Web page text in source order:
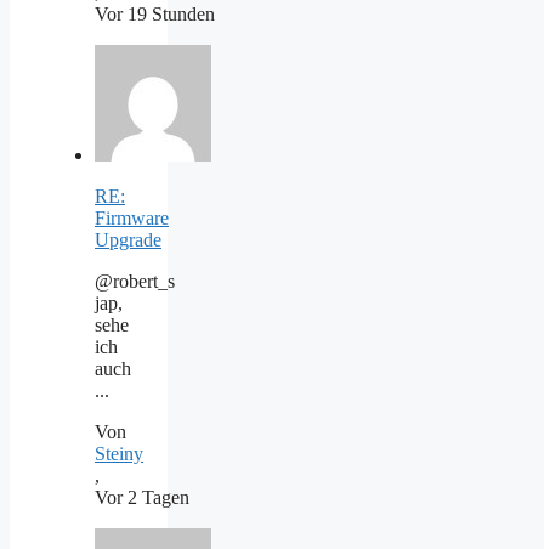
Vor 19 Stunden
RE:
Firmware
Upgrade
@robert_s
jap,
sehe
ich
auch
...
Von
Steiny
,
Vor 2 Tagen